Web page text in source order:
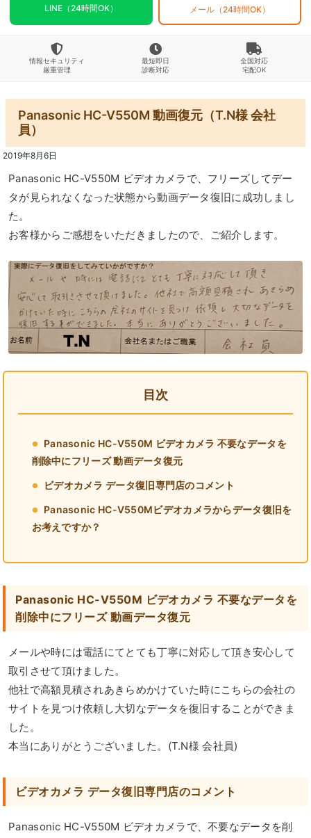
LINE（24時間OK） メール（24時間OK）
情報セキュリティ
厳重管理
最短即日
診断対応
全国対応
宅配OK
Panasonic HC-V550M 動画復元（T.N様 会社
員）
2019年8月6日
Panasonic HC-V550M ビデオカメラで、フリーズしてデー
タが見られなくなった状態から動画データ復旧に成功しまし
た。
お客様からご感想をいただきましたので、ご紹介します。
目次
Panasonic HC-V550M ビデオカメラ 不要なデータを
削除中にフリーズ 動画データ復元
ビデオカメラ データ復旧専門店のコメント
Panasonic HC-V550Mビデオカメラからデータ復旧を
お考えですか？
Panasonic HC-V550M ビデオカメラ 不要なデータを
削除中にフリーズ 動画データ復元
メールや時には電話にてとても丁寧に対応して頂き安心して
取引させて頂けました。
他社で高額見積されあきらめかけていた時にこちらの会社の
サイトを見つけ依頼し大切なデータを復旧することができま
した。
本当にありがとうございました。(T.N様 会社員)
ビデオカメラ データ復旧専門店のコメント
Panasonic HC-V550M ビデオカメラで、不要なデータを削